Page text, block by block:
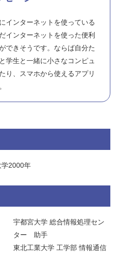
インターネットを使っている
インターネットを使った便利
できそうです。ならば自分た
学生と一緒に小さなコンピュ
り、スマホから使えるアプリ
2000年
宇都宮大学 総合情報処理セン
ター 助手
東北工業大学 工学部 情報通信